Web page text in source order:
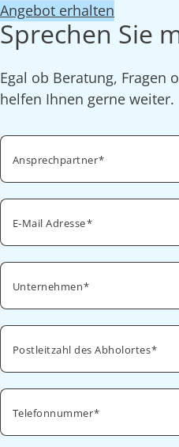
Angebot erhalten
Sprechen Sie
Egal ob Beratung, Fragen
helfen Ihnen gerne weiter.
Ansprechpartner
E-Mail Adresse
Unternehmen
Postleitzahl des Abholortes
Telefonnummer